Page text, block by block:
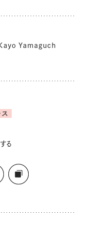
Yamaguch
る